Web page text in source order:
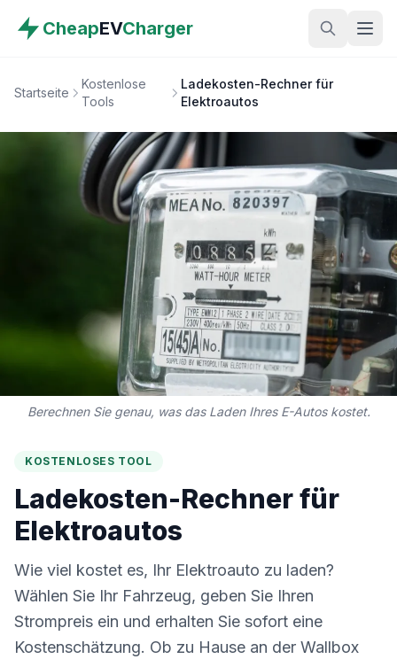
CheapEVCharger
Startseite
Kostenlose
Tools
Ladekosten-Rechner für
Elektroautos
Berechnen Sie genau, was das Laden Ihres E-Autos kostet.
KOSTENLOSES TOOL
Ladekosten-Rechner für
Elektroautos
Wie viel kostet es, Ihr Elektroauto zu laden?
Wählen Sie Ihr Fahrzeug, geben Sie Ihren
Strompreis ein und erhalten Sie sofort eine
Kostenschätzung. Ob zu Hause an der Wallbox